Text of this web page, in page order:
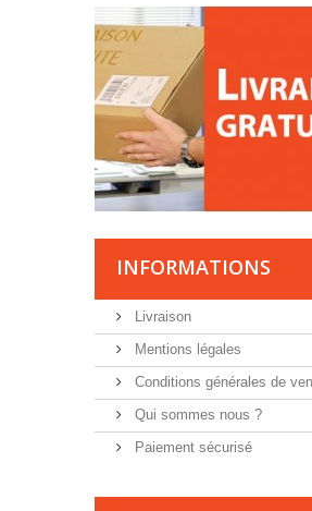
INFORMATIONS
Livraison
Mentions légales
Conditions générales de
Qui sommes nous ?
Paiement sécurisé